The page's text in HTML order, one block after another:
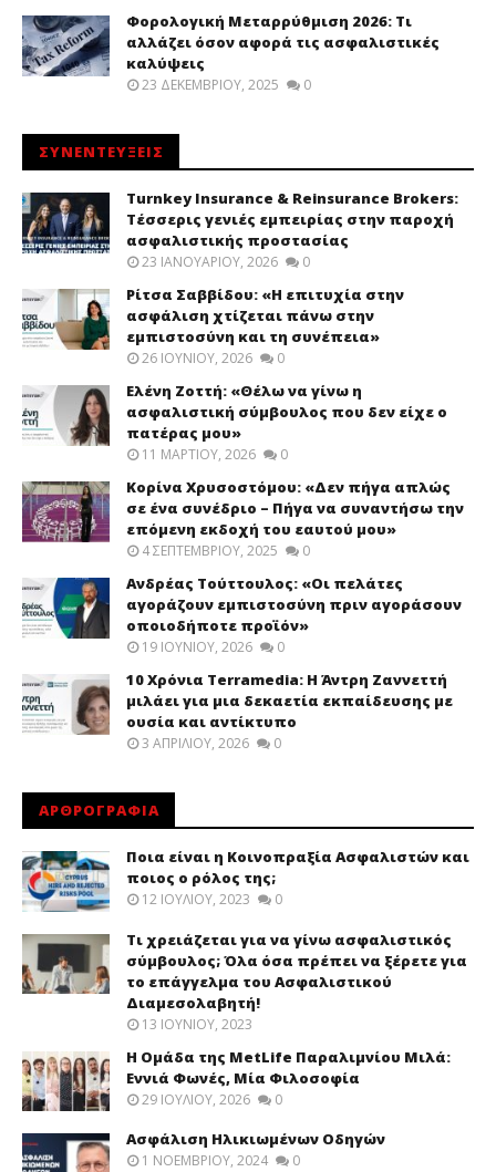
Φορολογική Μεταρρύθμιση 2026: Τι
αλλάζει όσον αφορά τις ασφαλιστικές
καλύψεις
23 ΔΕΚΕΜΒΡΊΟΥ, 2025 0
ΣΥΝΕΝΤΕΥΞΕΙΣ
Turnkey Insurance & Reinsurance Brokers:
Τέσσερις γενιές εμπειρίας στην παροχή
ασφαλιστικής προστασίας
23 ΙΑΝΟΥΑΡΊΟΥ, 2026 0
Ρίτσα Σαββίδου: «Η επιτυχία στην
ασφάλιση χτίζεται πάνω στην
εμπιστοσύνη και τη συνέπεια»
26 ΙΟΥΝΊΟΥ, 2026 0
Ελένη Ζοττή: «Θέλω να γίνω η
ασφαλιστική σύμβουλος που δεν είχε ο
πατέρας μου»
11 ΜΑΡΤΊΟΥ, 2026 0
Κορίνα Χρυσοστόμου: «Δεν πήγα απλώς
σε ένα συνέδριο – Πήγα να συναντήσω την
επόμενη εκδοχή του εαυτού μου»
4 ΣΕΠΤΕΜΒΡΊΟΥ, 2025 0
Ανδρέας Τούττουλος: «Οι πελάτες
αγοράζουν εμπιστοσύνη πριν αγοράσουν
οποιοδήποτε προϊόν»
19 ΙΟΥΝΊΟΥ, 2026 0
10 Χρόνια Terramedia: Η Άντρη Ζαννεττή
μιλάει για μια δεκαετία εκπαίδευσης με
ουσία και αντίκτυπο
3 ΑΠΡΙΛΊΟΥ, 2026 0
ΑΡΘΡΟΓΡΑΦΙΑ
Ποια είναι η Κοινοπραξία Ασφαλιστών και
ποιος ο ρόλος της;
12 ΙΟΥΛΊΟΥ, 2023 0
Τι χρειάζεται για να γίνω ασφαλιστικός
σύμβουλος; Όλα όσα πρέπει να ξέρετε για
το επάγγελμα του Ασφαλιστικού
Διαμεσολαβητή!
13 ΙΟΥΝΊΟΥ, 2023
Η Ομάδα της MetLife Παραλιμνίου Μιλά:
Εννιά Φωνές, Μία Φιλοσοφία
29 ΙΟΥΛΊΟΥ, 2026 0
Ασφάλιση Ηλικιωμένων Οδηγών
1 ΝΟΕΜΒΡΊΟΥ, 2024 0